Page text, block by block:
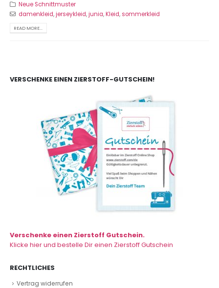
Neue Schnittmuster
damenkleid,jerseykleid,junia,Kleid,sommerkleid
READ MORE...
VERSCHENKE EINEN ZIERSTOFF-GUTSCHEIN!
Verschenke einen Zierstoff Gutschein.
Klicke hier und bestelle Dir einen Zierstoff Gutschein
RECHTLICHES
Vertrag widerrufen